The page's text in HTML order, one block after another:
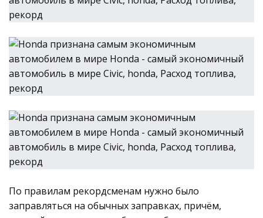
По правилам рекордсменам нужно было
заправляться на обычных заправках, причём,